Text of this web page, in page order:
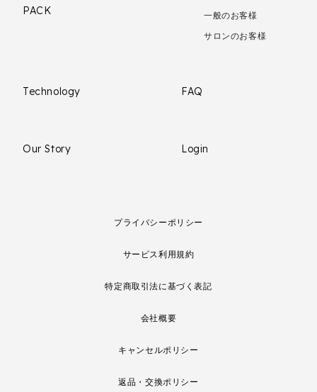
PACK
一般のお客様
サロンのお客様
Technology FAQ
Our Story Login
プライバシーポリシー
サービス利用規約
特定商取引法に基づく表記
会社概要
キャンセルポリシー
返品・交換ポリシー